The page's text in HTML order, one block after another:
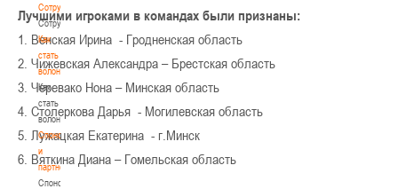
Сотрудничество
Сотрудничество
Как
стать
волонтером
Как
стать
волонтером
Спонсоры
и
партнеры
Спонсоры
Лучшими игроками в командах были признаны:
1. Венская Ирина - Гродненская область
2. Чижевская Александра – Брестская область
3. Черевако Нона – Минская область
4. Столеркова Дарья - Могилевская область
5. Лужацкая Екатерина - г.Минск
6. Вяткина Диана – Гомельская область